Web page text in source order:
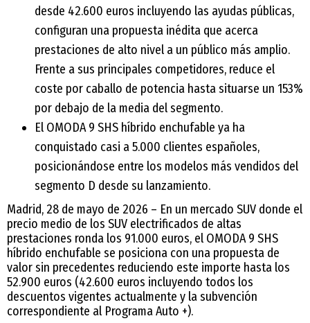
desde 42.600 euros incluyendo las ayudas públicas,
configuran una propuesta inédita que acerca
prestaciones de alto nivel a un público más amplio.
Frente a sus principales competidores, reduce el
coste por caballo de potencia hasta situarse un 153%
por debajo de la media del segmento.
El OMODA 9 SHS híbrido enchufable ya ha
conquistado casi a 5.000 clientes españoles,
posicionándose entre los modelos más vendidos del
segmento D desde su lanzamiento.
Madrid, 28 de mayo de 2026 – En un mercado SUV donde el
precio medio de los SUV electrificados de altas
prestaciones ronda los 91.000 euros, el OMODA 9 SHS
híbrido enchufable se posiciona con una propuesta de
valor sin precedentes reduciendo este importe hasta los
52.900 euros (42.600 euros incluyendo todos los
descuentos vigentes actualmente y la subvención
correspondiente al Programa Auto +).